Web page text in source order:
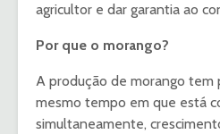
agricultor e dar garantia ao
Por que o morango?
A produção de morango tem
mesmo tempo em que está
simultaneamente,